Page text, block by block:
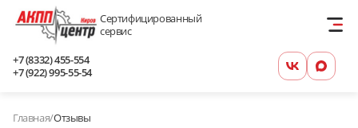
Сертифицированный
сервис
+7 (8332) 455-554
+7 (922) 995-55-54
Главная/Отзывы